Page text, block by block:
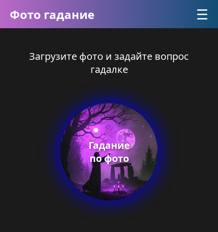
Фото гадание ☰
Загрузите фото и задайте вопрос
гадалке
Гадание
по фото